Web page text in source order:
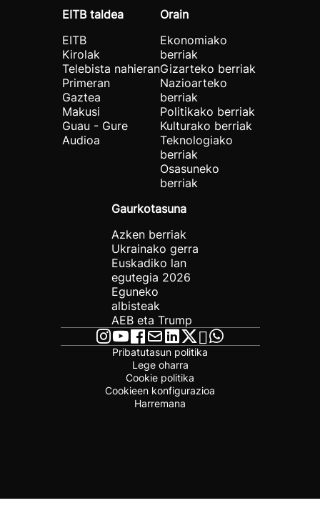
EITB taldea
EITB
Kirolak
Telebista nahieran
Primeran
Gaztea
Makusi
Guau - Gure
Audioa
Orain
Ekonomiako
berriak
Gizarteko berriak
Nazioarteko
berriak
Politikako berriak
Kulturako berriak
Teknologiako
berriak
Osasuneko
berriak
Gaurkotasuna
Azken berriak
Ukrainako gerra
Euskadiko lan
egutegia 2026
Eguneko
albisteak
AEB eta Trump
Pribatutasun politika
Lege oharra
Cookie politika
Cookieen konfigurazioa
Harremana